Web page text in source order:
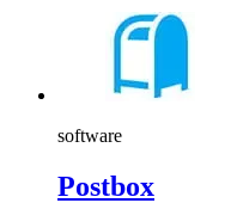
software
Postbox